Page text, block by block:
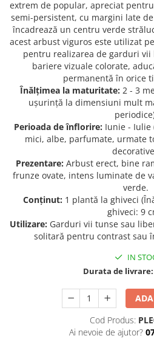
Bulbi de Tigridia
Bulbi de Zambile
Bulbi de Zantedeschia
Bulbi Sparaxis
Mixuri de Bulbi
Seminte de Flori
Seminte de Ierburi
Seminte de Legume/Fructe
extrem de popular, apreciat
semi-persistent, cu margini late
încadrează un centru verde
acest arbust viguros este utilizat
pentru realizarea de garduri vii
bariere vizuale colorate,
permanentă în orice
Înălțimea la maturitate: 2 - 3
ușurință la dimensiuni mult
Perioada de înflorire: Iunie - Iulie
mici, albe, parfumate, urmate
Prezentare: Arbust erect, bine
frunze ovate, intens luminate de
verde.
Conținut: 1 plantă la ghiveci
ghiveci: 9
Utilizare: Garduri vii tunse sau
solitară pentru contrast sau
IN
Durata de livrare:
Cod Produs:
Ai nevoie de ajutor?